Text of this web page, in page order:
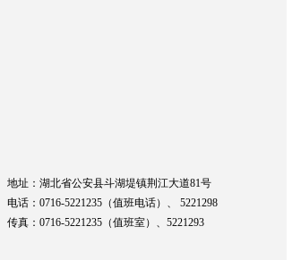
地址：湖北省公安县斗湖堤镇荆江大道81号
电话：0716-5221235（值班电话）、
5221298
传真：0716-5221235（值班室）、 5221293